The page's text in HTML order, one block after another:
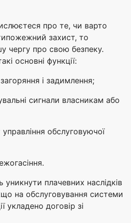
про те, чи варто
захист, то
чергу про свою безпеку.
основні функції:
і задимлення;
сигнали власникам або
управління обслуговуючої
уникнути плачевних наслідків
на обслуговування системи
укладено договір зі